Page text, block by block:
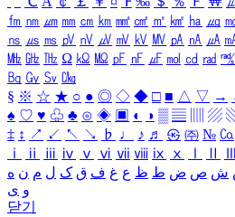
㎙ ㎚ ㎛ ㎜ ㎝ ㎞ ㎟ ㎠ ㎡ ㎢ ㏊ ㎍
㎱ ㎲ ㎳ ㎴ ㎵ ㎶ ㎷ ㎸ ㎹ ㎀ ㎁ ㎂
㎒ ㎓ ㎔ Ω ㏀ ㏁ ㎊ ㎋ ㎌ ㏖ ㏅ ㎭ ㎮
㏃ ㏉ ㏜ ㏆
§ ※ ☆ ★ ○ ● ◎ ◇ ◆ □ ■ △ ▽ →
♠ ♡ ♥ ♧ ♣ ⊙ ◈ ▣ ◐ ◑ ▒ ▤ ▨
‡ ↕ ↗ ↙ ↖ ↘ ♭ ♩ ♪ ♬ ㉿ ㈜ № ㏇
ⅰ
ⅱ ⅲ ⅳ ⅴ ⅵ ⅶ ⅷ ⅸ ⅹ
ش ص ض ط ظ ع غ ف ق ک ل م ن ه
و ی
닫기